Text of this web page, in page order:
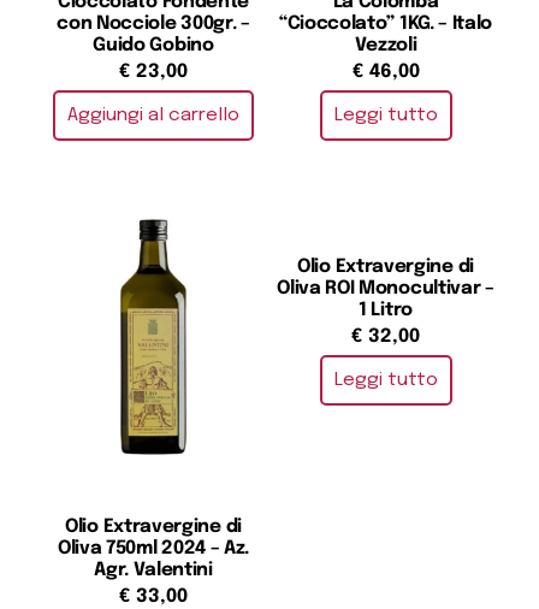
con Nocciole 300gr. –
Guido Gobino
€ 23,00
Aggiungi al carrello
“Cioccolato” 1KG. – Italo
Vezzoli
€ 46,00
Leggi tutto
Olio Extravergine di
Oliva 750ml 2024 – Az.
Agr. Valentini
€ 33,00
Olio Extravergine di
Oliva ROI Monocultivar –
1 Litro
€ 32,00
Leggi tutto